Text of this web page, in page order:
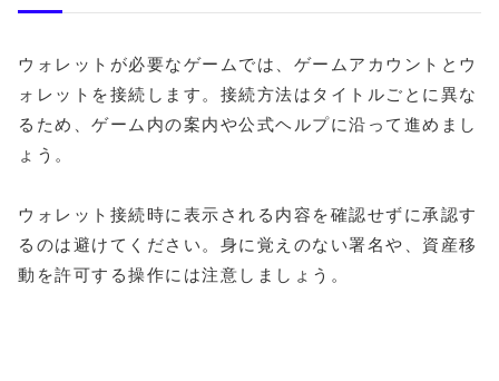
ウォレットが必要なゲームでは、ゲームアカウントとウ
ォレットを接続します。接続方法はタイトルごとに異な
るため、ゲーム内の案内や公式ヘルプに沿って進めまし
ょう。
ウォレット接続時に表示される内容を確認せずに承認す
るのは避けてください。身に覚えのない署名や、資産移
動を許可する操作には注意しましょう。